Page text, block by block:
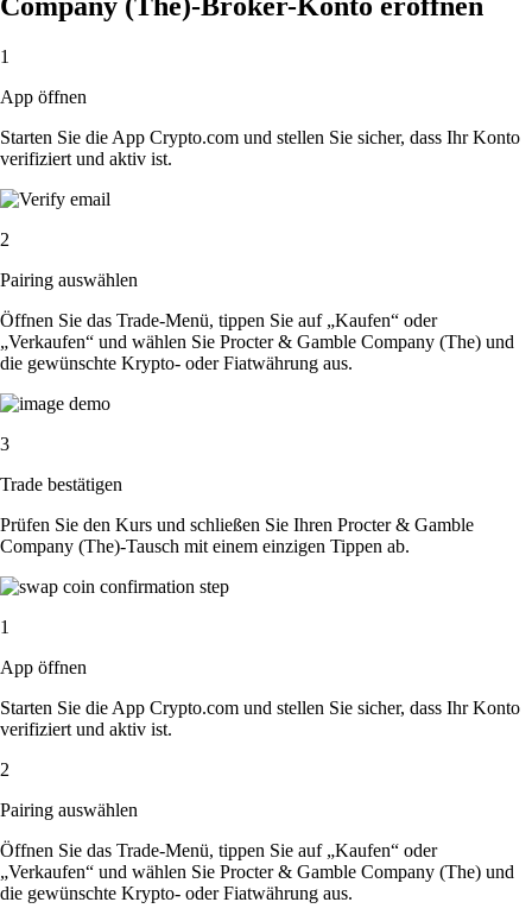
1
App öffnen
Starten Sie die App Crypto.com und stellen Sie sicher, dass Ihr Konto
verifiziert und aktiv ist.
2
Pairing auswählen
Öffnen Sie das Trade-Menü, tippen Sie auf „Kaufen“ oder
„Verkaufen“ und wählen Sie Procter & Gamble Company (The) und
die gewünschte Krypto- oder Fiatwährung aus.
3
Trade bestätigen
Prüfen Sie den Kurs und schließen Sie Ihren Procter & Gamble
Company (The)-Tausch mit einem einzigen Tippen ab.
1
App öffnen
Starten Sie die App Crypto.com und stellen Sie sicher, dass Ihr Konto
verifiziert und aktiv ist.
2
Pairing auswählen
Öffnen Sie das Trade-Menü, tippen Sie auf „Kaufen“ oder
„Verkaufen“ und wählen Sie Procter & Gamble Company (The) und
die gewünschte Krypto- oder Fiatwährung aus.